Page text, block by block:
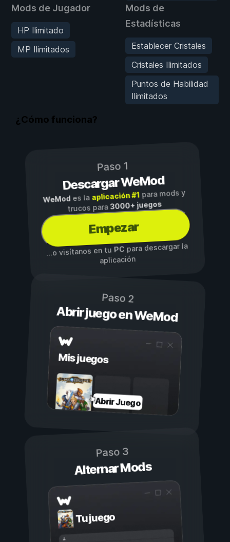
Mods de Jugador
HP Ilimitado
MP Ilimitados
Mods de
Estadísticas
Establecer Cristales
Cristales Ilimitados
Puntos de Habilidad
Ilimitados
¿Cómo funciona?
Paso 1
Descargar WeMod
WeMod es la aplicación #1para mods y
trucos para3000+ juegos
Empezar
...o visítanos en tuPCpara descargar la
aplicación
Paso 2
Abrir juego en WeMod
Mis juegos
Abrir Juego
Paso 3
Alternar Mods
Tu juego